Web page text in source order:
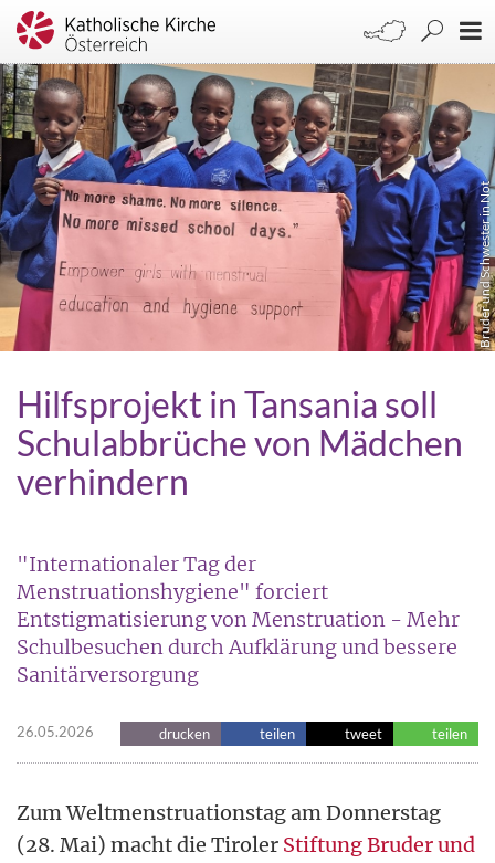
Bruder und Schwester in Not
Hilfsprojekt in Tansania soll
Schulabbrüche von Mädchen
verhindern
"Internationaler Tag der
Menstruationshygiene" forciert
Entstigmatisierung von Menstruation - Mehr
Schulbesuchen durch Aufklärung und bessere
Sanitärversorgung
26.05.2026 drucken teilen tweet teilen
Zum Weltmenstruationstag am Donnerstag
(28. Mai) macht die Tiroler Stiftung Bruder und